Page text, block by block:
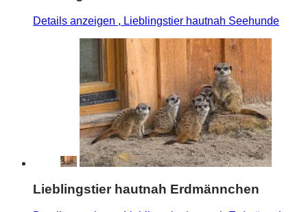
Details anzeigen , Lieblingstier hautnah Seehunde
Lieblingstier hautnah Erdmännchen